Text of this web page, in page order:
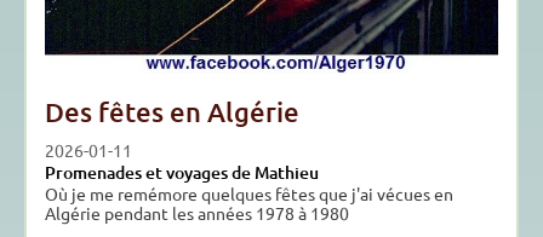
Des fêtes en Algérie
2026-01-11
Promenades et voyages de Mathieu
Où je me remémore quelques fêtes que j'ai vécues en
Algérie pendant les années 1978 à 1980